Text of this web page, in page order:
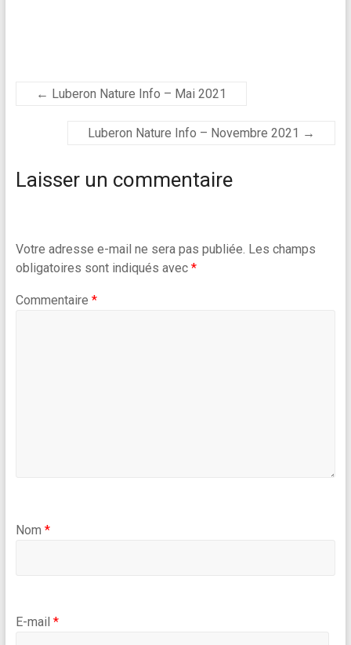
← Luberon Nature Info – Mai 2021
Luberon Nature Info – Novembre 2021 →
Laisser un commentaire
Votre adresse e-mail ne sera pas publiée. Les champs
obligatoires sont indiqués avec *
Commentaire *
Nom *
E-mail *